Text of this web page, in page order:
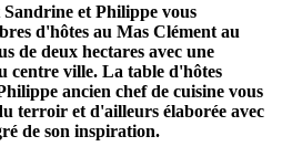
et Philippe vous
d'hôtes au Mas Clément au
de deux hectares avec une
centre ville. La table d'hôtes
ancien chef de cuisine vous
terroir et d'ailleurs élaborée avec
de son inspiration.